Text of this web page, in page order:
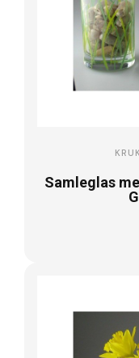
Samleglas